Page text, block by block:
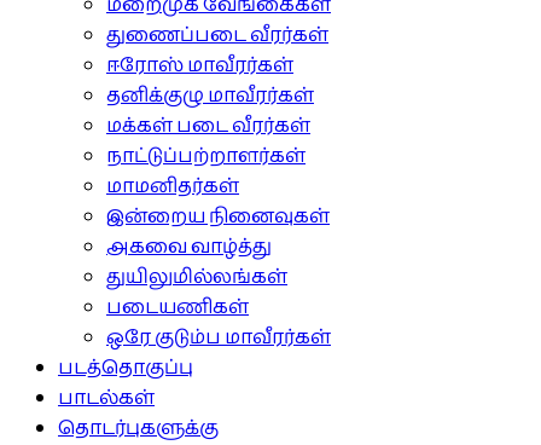
துணைப்படை வீரர்கள்
ஈரோஸ் மாவீரர்கள்
தனிக்குழு மாவீரர்கள்
மக்கள் படை வீரர்கள்
நாட்டுப்பற்றாளர்கள்
மாமனிதர்கள்
இன்றைய நினைவுகள்
அகவை வாழ்த்து
துயிலுமில்லங்கள்
படையணிகள்
ஒரே குடும்ப மாவீரர்கள்
படத்தொகுப்பு
பாடல்கள்
தொடர்புகளுக்கு